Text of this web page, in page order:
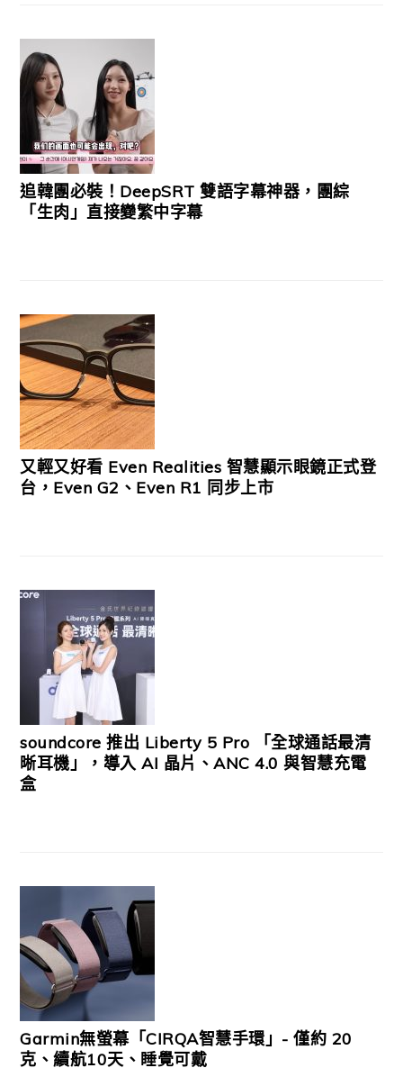
追韓團必裝！DeepSRT 雙語字幕神器，團綜
「生肉」直接變繁中字幕
又輕又好看 Even Realities 智慧顯示眼鏡正式登
台，Even G2、Even R1 同步上市
soundcore 推出 Liberty 5 Pro 「全球通話最清
晰耳機」，導入 AI 晶片、ANC 4.0 與智慧充電
盒
Garmin無螢幕「CIRQA智慧手環」- 僅約 20
克、續航10天、睡覺可戴